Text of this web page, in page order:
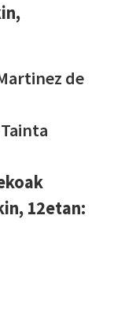
de
12etan: